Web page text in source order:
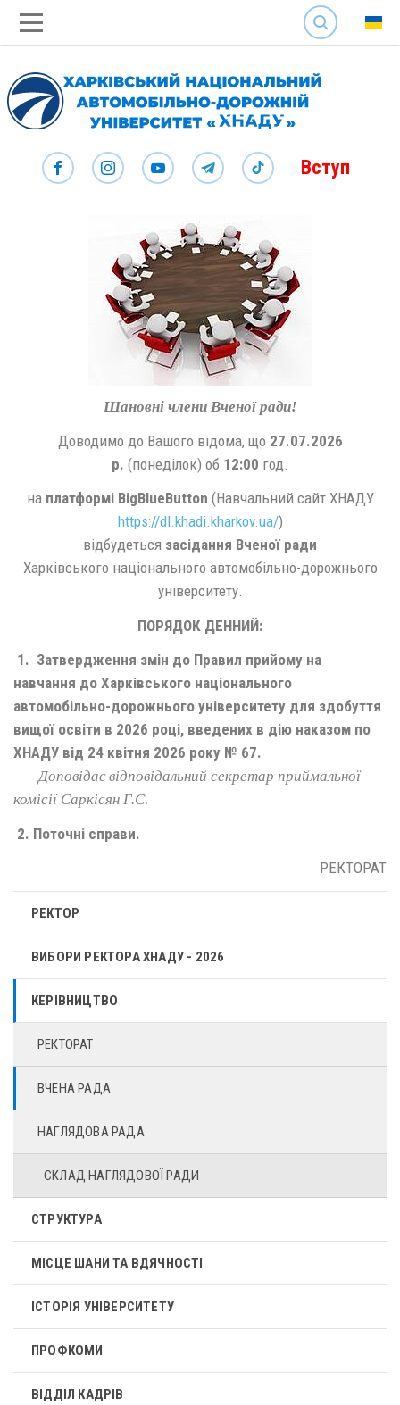
SEARCH
Вступ
Шановні члени Вченої ради!
Доводимо до Вашого відома, що 27.07.2026
р. (понеділок) об 12:00 год.
на платформі BigBlueButton (Навчальний сайт ХНАДУ
https://dl.khadi.kharkov.ua/)
відбудеться засідання Вченої ради
Харківського національного автомобільно-дорожнього
університету.
ПОРЯДОК ДЕННИЙ:
1. Затвердження змін до Правил прийому на
навчання до Харківського національного
автомобільно-дорожнього університету для здобуття
вищої освіти в 2026 році, введених в дію наказом по
ХНАДУ від 24 квітня 2026 року № 67.
Доповідає відповідальний секретар приймальної
комісії Саркісян Г.С.
2. Поточні справи.
РЕКТОРАТ
РЕКТОР
ВИБОРИ РЕКТОРА ХНАДУ - 2026
КЕРІВНИЦТВО
РЕКТОРАТ
ВЧЕНА РАДА
НАГЛЯДОВА РАДА
СКЛАД НАГЛЯДОВОЇ РАДИ
СТРУКТУРА
МІСЦЕ ШАНИ ТА ВДЯЧНОСТІ
ІСТОРІЯ УНІВЕРСИТЕТУ
ПРОФКОМИ
ВІДДІЛ КАДРІВ